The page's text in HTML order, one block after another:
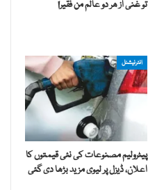
تو غنی از ھر دو عالم من فقیر!
انٹرنیشنل
پیٹرولیم مصنوعات کی نئی قیمتوں کا
اعلان، ڈیزل پر لیوی مزید بڑھا دی گئی